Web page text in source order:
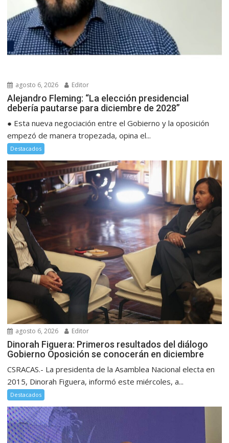
agosto 6, 2026 Editor
Alejandro Fleming: “La elección presidencial
debería pautarse para diciembre de 2028”
● Esta nueva negociación entre el Gobierno y la oposición
empezó de manera tropezada, opina el...
Destacados
agosto 6, 2026 Editor
Dinorah Figuera: Primeros resultados del diálogo
Gobierno Oposición se conocerán en diciembre
CSRACAS.- La presidenta de la Asamblea Nacional electa en
2015, Dinorah Figuera, informó este miércoles, a...
Destacados